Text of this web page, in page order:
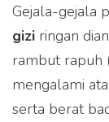
Gejala-gejala
gizi ringan
rambut rapuh
mengalami
serta berat